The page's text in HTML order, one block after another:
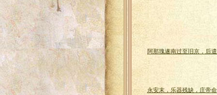
阿那瑰遂南过至旧京，后
永安末，乐器残缺，庄帝